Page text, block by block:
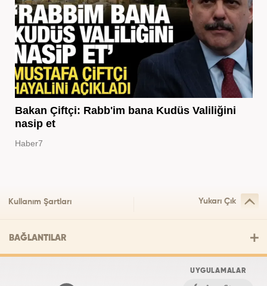
Bakan Çiftçi: Rabb'im bana Kudüs Valiliğini
nasip et
Haber7
Kullanım Şartları Yukarı Çık
BAĞLANTILAR
UYGULAMALAR